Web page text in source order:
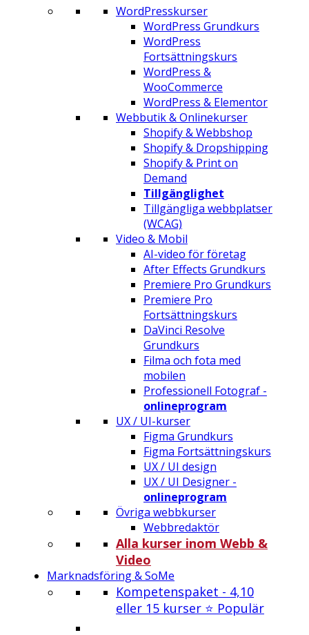
WordPresskurser
WordPress Grundkurs
WordPress
Fortsättningskurs
WordPress &
WooCommerce
WordPress & Elementor
Webbutik & Onlinekurser
Shopify & Webbshop
Shopify & Dropshipping
Shopify & Print on
Demand
Tillgänglighet
Tillgängliga webbplatser
(WCAG)
Video & Mobil
AI-video för företag
After Effects Grundkurs
Premiere Pro Grundkurs
Premiere Pro
Fortsättningskurs
DaVinci Resolve
Grundkurs
Filma och fota med
mobilen
Professionell Fotograf -
onlineprogram
UX / UI-kurser
Figma Grundkurs
Figma Fortsättningskurs
UX / UI design
UX / UI Designer -
onlineprogram
Övriga webbkurser
Webbredaktör
Alla kurser inom Webb &
Video
Marknadsföring & SoMe
Kompetenspaket - 4,10
eller 15 kurser ⭐ Populär